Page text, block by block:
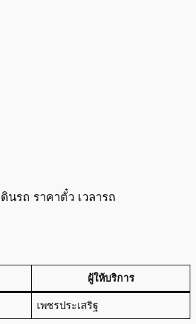
นรถ ราคาตั๋ว เวลารถ
ผู้ให้บริการ
เพชรประเสริฐ